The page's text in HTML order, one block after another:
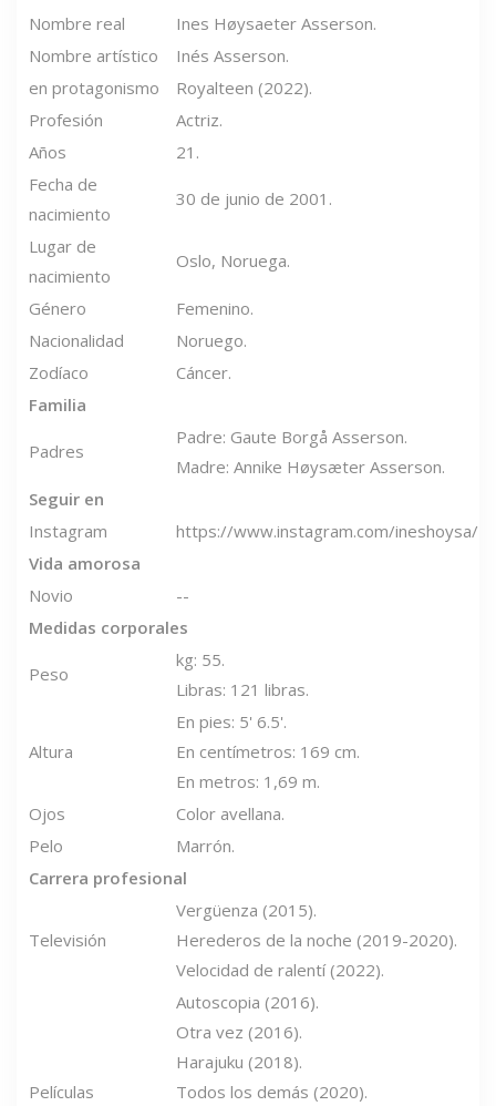
Nombre real
Ines Høysaeter Asserson.
Nombre artístico
Inés Asserson.
en protagonismo
Royalteen (2022).
Profesión
Actriz.
Años
21.
Fecha de
nacimiento
30 de junio de 2001.
Lugar de
nacimiento
Oslo, Noruega.
Género
Femenino.
Nacionalidad
Noruego.
Zodíaco
Cáncer.
Familia
Padres
Padre: Gaute Borgå Asserson.
Madre: Annike Høysæter Asserson.
Seguir en
Instagram
https://www.instagram.com/ineshoysa/
Vida amorosa
Novio
--
Medidas corporales
Peso
kg: 55.
Libras: 121 libras.
Altura
En pies: 5' 6.5'.
En centímetros: 169 cm.
En metros: 1,69 m.
Ojos
Color avellana.
Pelo
Marrón.
Carrera profesional
Televisión
Vergüenza (2015).
Herederos de la noche (2019-2020).
Velocidad de ralentí (2022).
Películas
Autoscopia (2016).
Otra vez (2016).
Harajuku (2018).
Todos los demás (2020).